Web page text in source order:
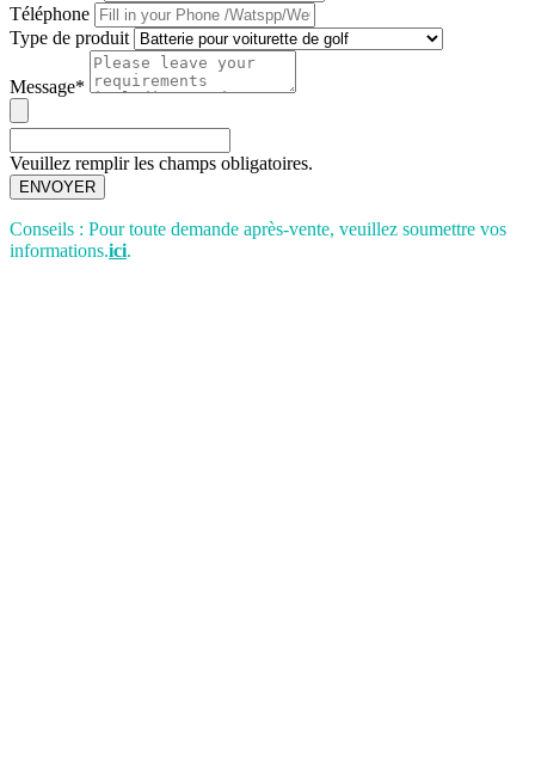
Téléphone
Type de produit
Message*
Veuillez remplir les champs obligatoires.
ENVOYER
Conseils : Pour toute demande après-vente, veuillez soumettre vos
informations.ici.